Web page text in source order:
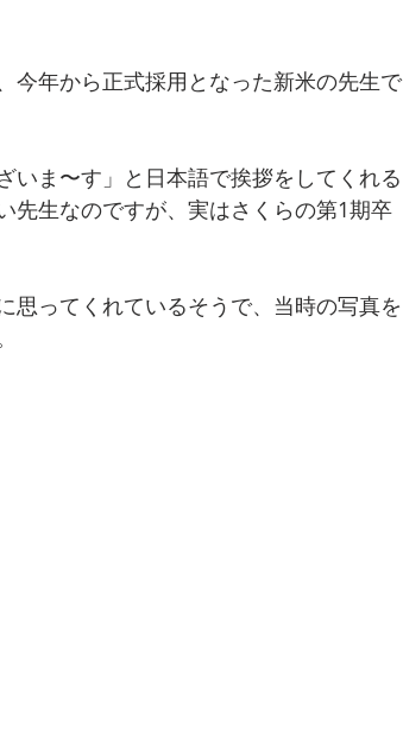
今年から正式採用となった新米の先生で
いま〜す」と日本語で挨拶をしてくれる
先生なのですが、実はさくらの第1期卒
思ってくれているそうで、当時の写真を